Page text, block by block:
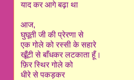
याद कर आगे बढ़ा था
आज,
घुघूती जी की प्रेरणा से
एक गोले को रस्सी के सहारे
खूँटी से बाँधकर लटकाता हूँ।
फ़िर स्थिर गोले को
धीरे से पकड़कर